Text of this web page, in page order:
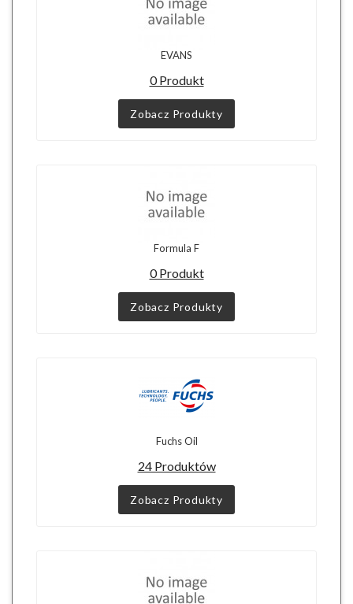
EVANS
0 Produkt
Zobacz Produkty
Formula F
0 Produkt
Zobacz Produkty
Fuchs Oil
24 Produktów
Zobacz Produkty